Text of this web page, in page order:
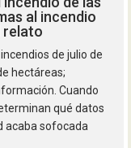
al incendio
relato
de julio de
hectáreas;
Cuando
qué datos
acaba sofocada